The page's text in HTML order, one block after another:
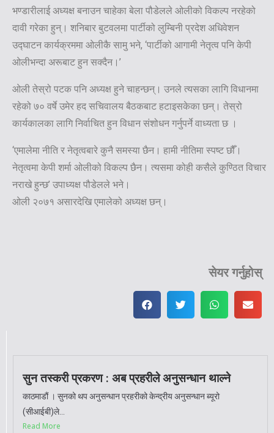
भण्डारीलाई अध्यक्ष बनाउन चाहेका बेला पौडेलले ओलीको विकल्प नरहेको
दावी गरेका हुन्। शनिबार बुटवलमा पार्टीको लुम्बिनी प्रदेश अधिवेशन
उद्‍घाटन कार्यक्रममा ओलीकै सामु भने, ‘पार्टीको आगामी नेतृत्व पनि केपी
ओलीभन्दा अरूबाट हुन सक्दैन।’
ओली तेस्रो पटक पनि अध्यक्ष हुने चाहन्छन्। उनले त्यसका लागि विधानमा
रहेको ७० वर्षे उमेर हद सचिवालय बैठकबाट हटाइसकेका छन्। तेस्रो
कार्यकालका लागि निर्वाचित हुन विधान संशोधन गर्नुपर्ने वाध्यता छ ।
‘एमालेमा नीति र नेतृत्वबारे कुनै समस्या छैन। हामी नीतिमा स्पष्ट छौँ।
नेतृत्वमा केपी शर्मा ओलीको विकल्प छैन। त्यसमा कोही कसैले कुण्ठित विचार
नराखे हुन्छ’ उपाध्यक्ष पौडेलले भने।
ओली २०७१ असारदेखि एमालेको अध्यक्ष छन्।
सेयर गर्नुहोस्
सुन तस्करी प्रकरण : अब प्रहरीले अनुसन्धान थाल्ने
काठमाडौं । सुनको थप अनुसन्धान प्रहरीको केन्द्रीय अनुसन्धान ब्यूरो
(सीआईबी)ले...
Read More